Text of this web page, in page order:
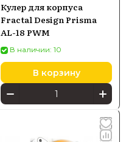
Кулер для корпуса
Fractal Design Prisma
AL-18 PWM
В наличии: 10
В корзину